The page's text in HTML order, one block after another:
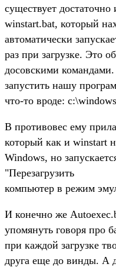
существует
winstart.bat, который
автоматически
раз при загрузке. Это
досовскими
запустить нашу
что-то вроде:
В противовес ему
который как и winstart
Windows, но
"Перезагрузить
компьютер в режим
И конечно же
упомянуть говоря про
при каждой загрузке
друга еще до винды. А